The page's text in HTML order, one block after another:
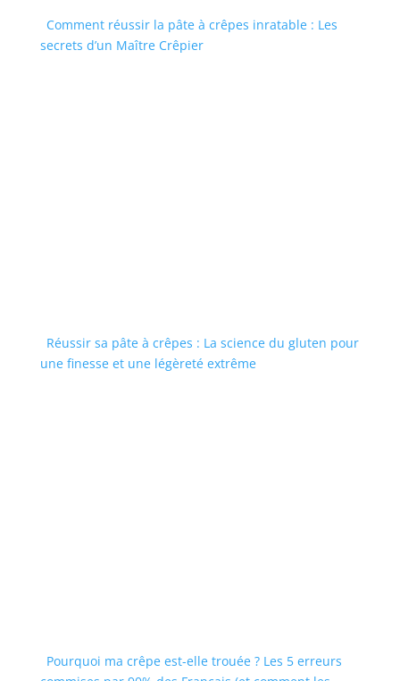
Comment réussir la pâte à crêpes inratable : Les
secrets d’un Maître Crêpier
Réussir sa pâte à crêpes : La science du gluten pour
une finesse et une légèreté extrême
Pourquoi ma crêpe est-elle trouée ? Les 5 erreurs